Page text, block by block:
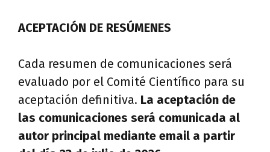
ACEPTACIÓN DE RESÚMENES
Cada resumen de comunicaciones será
evaluado por el Comité Científico para su
aceptación definitiva. La aceptación de
las comunicaciones será comunicada al
autor principal mediante email a partir